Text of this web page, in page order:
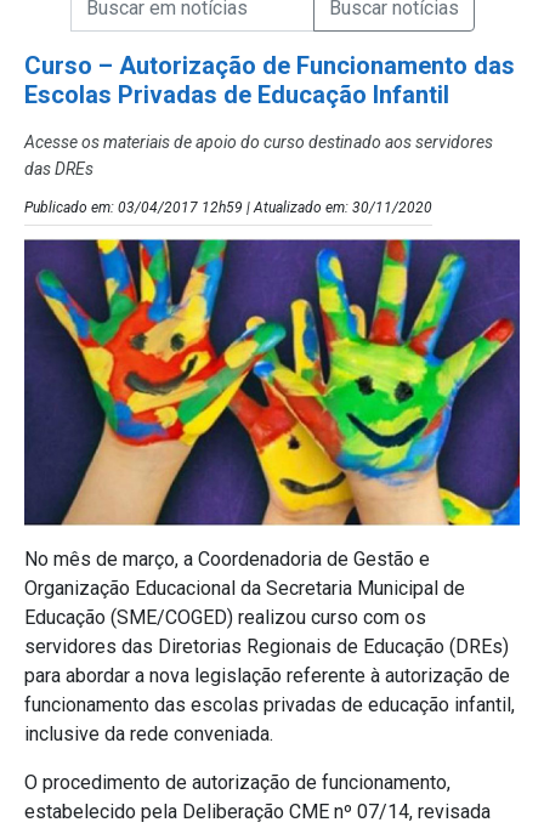
Curso – Autorização de Funcionamento das
Escolas Privadas de Educação Infantil
Acesse os materiais de apoio do curso destinado aos servidores
das DREs
Publicado em: 03/04/2017 12h59 | Atualizado em: 30/11/2020
No mês de março, a Coordenadoria de Gestão e
Organização Educacional da Secretaria Municipal de
Educação (SME/COGED) realizou curso com os
servidores das Diretorias Regionais de Educação (DREs)
para abordar a nova legislação referente à autorização de
funcionamento das escolas privadas de educação infantil,
inclusive da rede conveniada.
O procedimento de autorização de funcionamento,
estabelecido pela Deliberação CME nº 07/14, revisada